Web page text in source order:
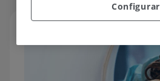
Configurar